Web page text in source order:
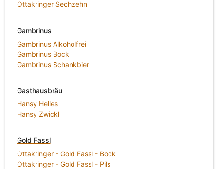
Ottakringer Sechzehn
Gambrinus
Gambrinus Alkoholfrei
Gambrinus Bock
Gambrinus Schankbier
Gasthausbräu
Hansy Helles
Hansy Zwickl
Gold Fassl
Ottakringer - Gold Fassl - Bock
Ottakringer - Gold Fassl - Pils